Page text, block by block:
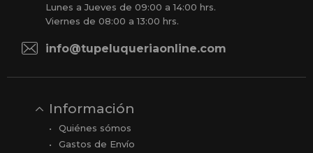
Lunes a Jueves de 09:00 a 14:00 hrs.
Viernes de 08:00 a 13:00 hrs.
info@tupeluqueriaonline.com
Información
Quiénes sómos
Gastos de Envío